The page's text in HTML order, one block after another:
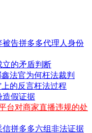
告拼多多代理人身份
立的矛盾判断
法官为何枉法裁判
的反言枉法过程
造假证据
台对商家直播违规的处
拼多多六组非法证据